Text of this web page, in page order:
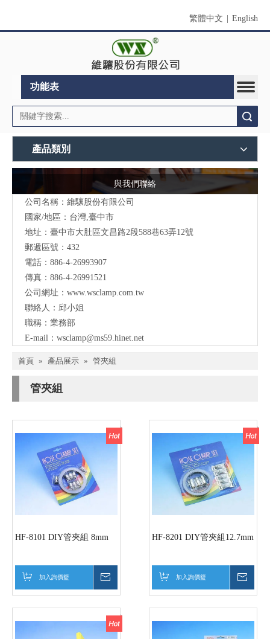
繁體中文 English
功能表
產品類別
與我們聯絡
公司名稱：維驤股份有限公司
國家/地區：台灣,臺中市
地址：臺中市大肚區文昌路2段588巷63弄12號
郵遞區號：432
電話：886-4-26993907
傳真：886-4-26991521
公司網址： www.wsclamp.com.tw
聯絡人：邱小姐
職稱：業務部
E-mail： wsclamp@ms59.hinet.net
首頁 » 產品展示 » 管夾組
管夾組
HF-8101 DIY管夾組 8mm
加入詢價籃
HF-8201 DIY管夾組12.7mm
加入詢價籃